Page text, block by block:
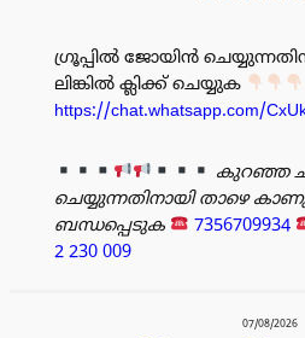
ഗ്രൂപ്പിൽ ജോയിൻ
ലിങ്കിൽ ക്ലിക്ക് ചെയ്യുക
https://chat.whatsapp.com/
കുറഞ്ഞ
ചെയ്യുന്നതിനായി താഴെ
ബന്ധപ്പെടുക
7356709934
2 230 009
07/08/2026